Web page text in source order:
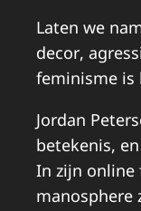
Laten we
decor,
feminisme is
Jordan
betekenis,
In zijn online
manosphere